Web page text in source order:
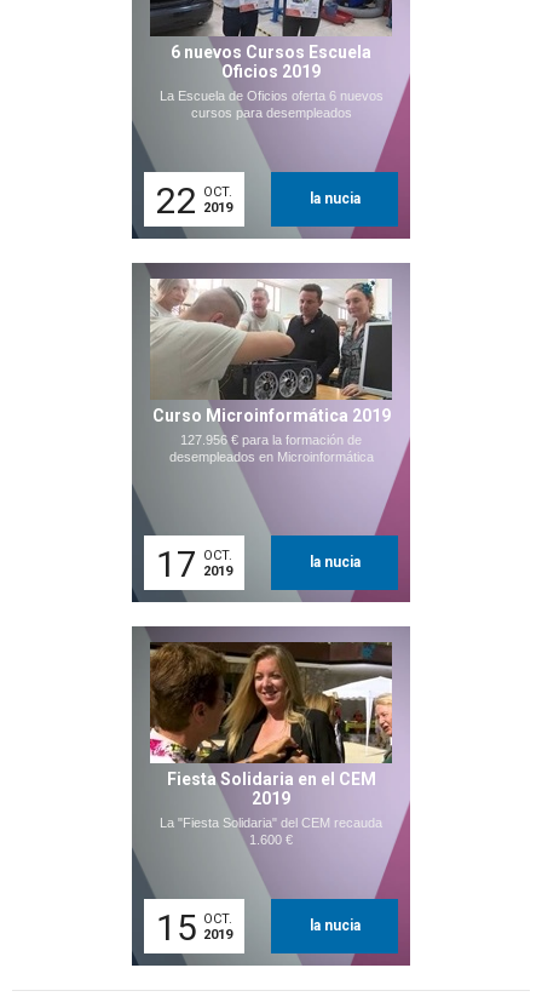
6 nuevos Cursos Escuela
Oficios 2019
La Escuela de Oficios oferta 6 nuevos
cursos para desempleados
22
OCT.
2019
la nucia
Curso Microinformática 2019
127.956 € para la formación de
desempleados en Microinformática
17
OCT.
2019
la nucia
Fiesta Solidaria en el CEM
2019
La "Fiesta Solidaria" del CEM recauda
1.600 €
15 OCT.
2019
la nucia